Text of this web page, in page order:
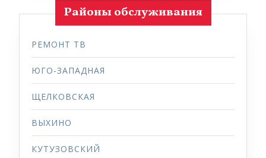
Районы обслуживания
РЕМОНТ ТВ
ЮГО-ЗАПАДНАЯ
ЩЕЛКОВСКАЯ
ВЫХИНО
КУТУЗОВСКИЙ